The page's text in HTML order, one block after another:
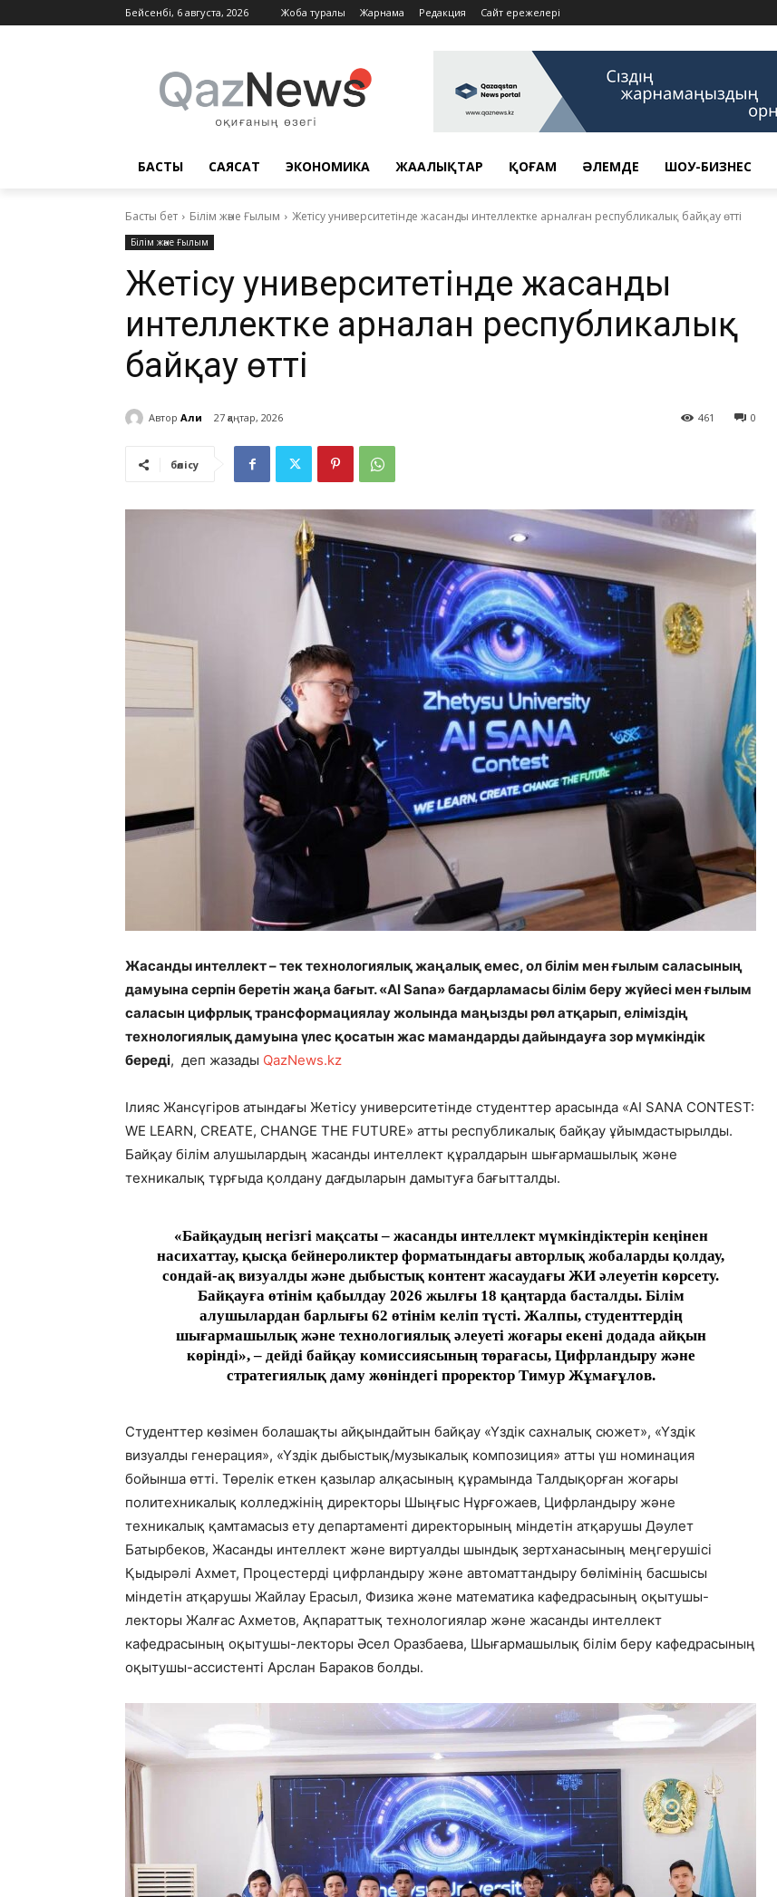
Бейсенбі, 6 августа, 2026 Жоба туралы Жарнама Редакция Сайт ережелері
БАСТЫ САЯСАТ ЭКОНОМИКА ЖАҢАЛЫҚТАР ҚОҒАМ ӘЛЕМДЕ ШОУ-БИЗНЕС
Басты бет Білім және Ғылым Жетісу университетінде жасанды интеллектке арналған республикалық байқау өтті
Білім және Ғылым
Жетісу университетінде жасанды
интеллектке арналған республикалық
байқау өтті
Автор Али 27 қаңтар, 2026 0
461
бөлісу
Жасанды интеллект – тек технологиялық жаңалық емес, ол білім мен ғылым саласының
дамуына серпін беретін жаңа бағыт. «AI Sana» бағдарламасы білім беру жүйесі мен ғылым
саласын цифрлық трансформациялау жолында маңызды рөл атқарып, еліміздің
технологиялық дамуына үлес қосатын жас мамандарды дайындауға зор мүмкіндік
береді, деп жазады QazNews.kz
Ілияс Жансүгіров атындағы Жетісу университетінде студенттер арасында «AI SANA CONTEST:
WE LEARN, CREATE, CHANGE THE FUTURE» атты республикалық байқау ұйымдастырылды.
Байқау білім алушылардың жасанды интеллект құралдарын шығармашылық және
техникалық тұрғыда қолдану дағдыларын дамытуға бағытталды.
«Байқаудың негізгі мақсаты – жасанды интеллект мүмкіндіктерін кеңінен
насихаттау, қысқа бейнероликтер форматындағы авторлық жобаларды қолдау,
сондай-ақ визуалды және дыбыстық контент жасаудағы ЖИ әлеуетін көрсету.
Байқауға өтінім қабылдау 2026 жылғы 18 қаңтарда басталды. Білім
алушылардан барлығы 62 өтінім келіп түсті. Жалпы, студенттердің
шығармашылық және технологиялық әлеуеті жоғары екені додада айқын
көрінді», – дейді байқау комиссиясының төрағасы, Цифрландыру және
стратегиялық даму жөніндегі проректор Тимур Жұмағұлов.
Студенттер көзімен болашақты айқындайтын байқау «Үздік сахналық сюжет», «Үздік
визуалды генерация», «Үздік дыбыстық/музыкалық композиция» атты үш номинация
бойынша өтті. Төрелік еткен қазылар алқасының құрамында Талдықорған жоғары
политехникалық колледжінің директоры Шыңғыс Нұрғожаев, Цифрландыру және
техникалық қамтамасыз ету департаменті директорының міндетін атқарушы Дәулет
Батырбеков, Жасанды интеллект және виртуалды шындық зертханасының меңгерушісі
Қыдырәлі Ахмет, Процестерді цифрландыру және автоматтандыру бөлімінің басшысы
міндетін атқарушы Жайлау Ерасыл, Физика және математика кафедрасының оқытушы-
лекторы Жалғас Ахметов, Ақпараттық технологиялар және жасанды интеллект
кафедрасының оқытушы-лекторы Әсел Оразбаева, Шығармашылық білім беру кафедрасының
оқытушы-ассистенті Арслан Бараков болды.